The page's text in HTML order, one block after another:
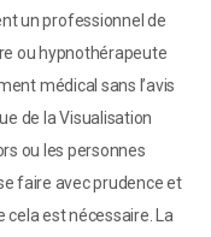
un professionnel de
ou hypnothérapeute
médical sans l’avis
de la Visualisation
ou les personnes
faire avec prudence et
est nécessaire. La